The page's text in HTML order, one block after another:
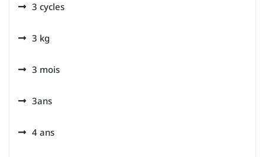
3 cycles
3 kg
3 mois
3ans
4 ans